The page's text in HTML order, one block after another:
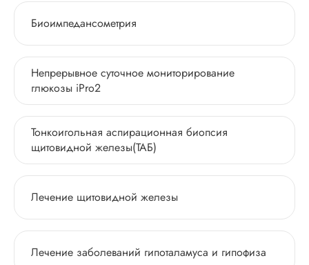
Биоимпедансометрия
Непрерывное суточное мониторирование
глюкозы iPro2
Тонкоигольная аспирационная биопсия
щитовидной железы(ТАБ)
Лечение щитовидной железы
Лечение заболеваний гипоталамуса и гипофиза